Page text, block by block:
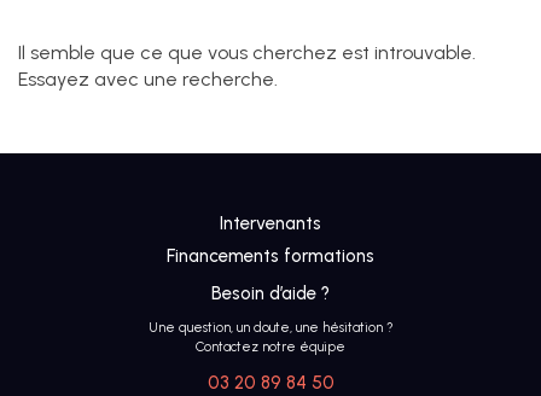
Il semble que ce que vous cherchez est introuvable.
Essayez avec une recherche.
Intervenants
Financements formations
Besoin d’aide ?
Une question, un doute, une hésitation ?
Contactez notre équipe
03 20 89 84 50